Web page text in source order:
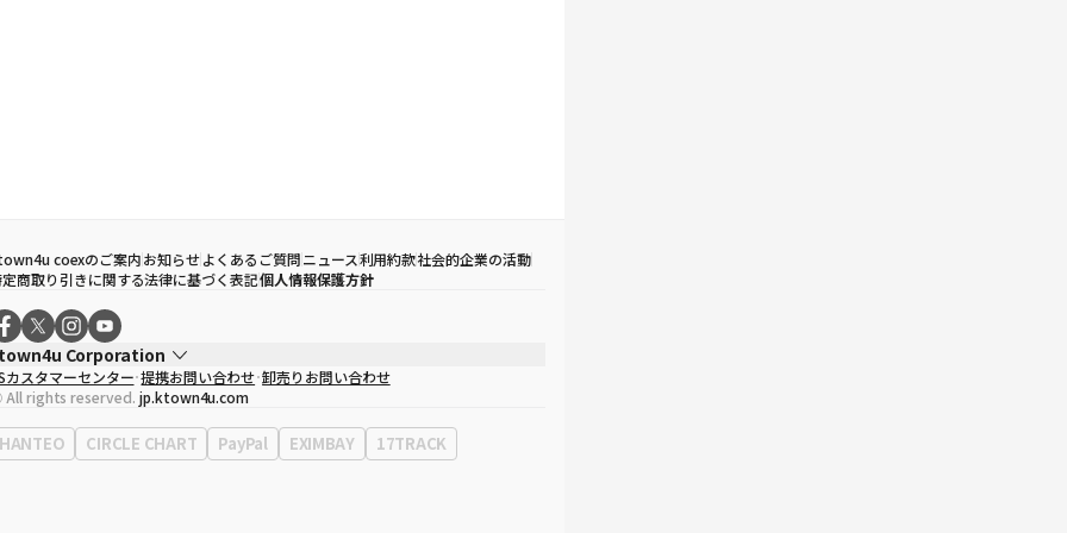
coexのご案内お知らせよくあるご質問ニュース利用約款社会的企業の活動
商取り引きに関する法律に基づく表記個人情報保護方針
Corporation
取締役
ソン・ヒョミン
業者登録番号120-87-71116
0120-23-7523
務所住所
ソウル特別市江南区永東大路513、3階(三成洞、coex)
カスタマーセンター 提携お問い合わせ 卸売りお問い合わせ
rights reserved. jp.ktown4u.com
HANTEO CIRCLE CHART PayPal EXIMBAY 17TRACK